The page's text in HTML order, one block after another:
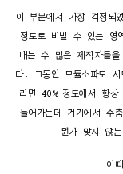
이 부분에서 가장 걱정되
정도로 비빌 수 있는 영
내는 수 많은 제작자들
다. 그동안 모듈소파도 시
라면 40% 정도에서 항
들어가는데 거기에서 주
뭔가 맞지 않
이